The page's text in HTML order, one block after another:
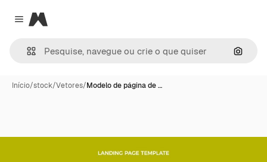
Close menu
Magnific
Início/stock/Vetores/Modelo de página de …